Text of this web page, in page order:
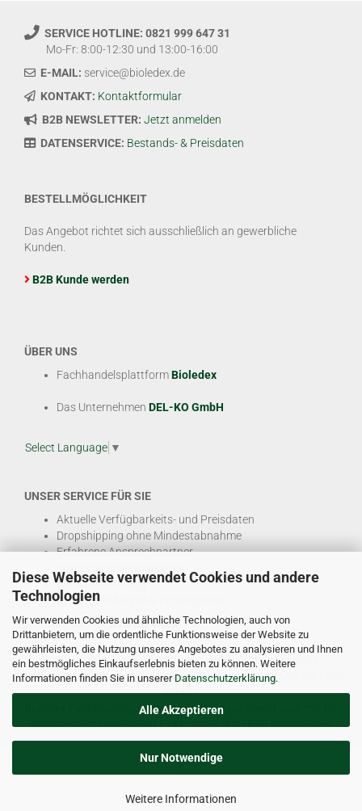
Diese Webseite verwendet Cookies und andere
Technologien
Wir verwenden Cookies und ähnliche Technologien, auch von
Drittanbietern, um die ordentliche Funktionsweise der Website zu
gewährleisten, die Nutzung unseres Angebotes zu analysieren und Ihnen
ein bestmögliches Einkaufserlebnis bieten zu können. Weitere
Informationen finden Sie in unserer Datenschutzerklärung.
Alle Akzeptieren
Nur Notwendige
Weitere Informationen
SERVICE HOTLINE: 0821 999 647 31
Mo-Fr: 8:00-12:30 und 13:00-16:00
E-MAIL: service@bioledex.de
KONTAKT: Kontaktformular
B2B NEWSLETTER: Jetzt anmelden
DATENSERVICE: Bestands- & Preisdaten
BESTELLMÖGLICHKEIT
Das Angebot richtet sich ausschließlich an gewerbliche
Kunden.
B2B Kunde werden
ÜBER UNS
FachhandelsplattformBioledex
Das Unternehmen DEL-KO GmbH
Select Language ▼
UNSER SERVICE FÜR SIE
Aktuelle Verfügbarkeits- und Preisdaten
Dropshipping ohne Mindestabnahme
Erfahrene Ansprechpartner
Hohe Warenverfügbarkeit
EDI & E-Rechnung
Attraktive Margen & Projektpreise
Und viele weitereB2B Services
© DEL-KO GmbH 2026 |Impressum|AGB| Datenschutz
Kontakt|Vertriebspartner werden|Sitemap|Unsere Marken
Service
Bioledex Fachhandelsplattform für LED Leuchten, Leuchtmittel,
Schalterprogrammen und Elektrotechnik zu B2B Konditionen.